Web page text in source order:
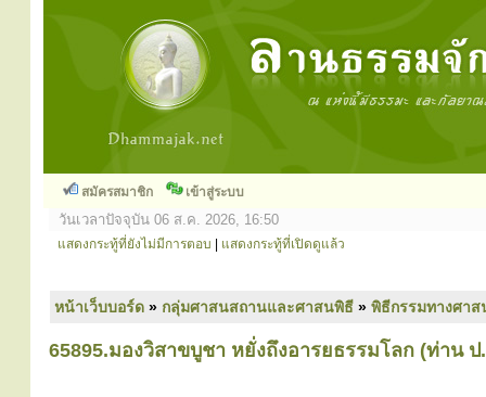
สมัครสมาชิก เข้าสู่ระบบ
วันเวลาปัจจุบัน 06 ส.ค. 2026, 16:50
แสดงกระทู้ที่ยังไม่มีการตอบ แสดงกระทู้ที่เปิดดูแล้ว
หน้าเว็บบอร์ด » กลุ่มศาสนสถานและศาสนพิธี » พิธีกรรมทางศา
65895.มองวิสาขบูชา หยั่งถึงอารยธรรมโลก (ท่าน